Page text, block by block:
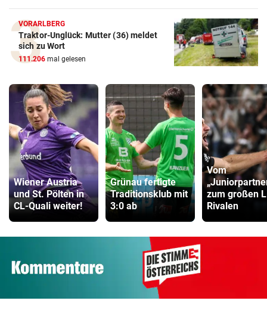
VORARLBERG
Traktor-Unglück: Mutter (36) meldet
sich zu Wort
111.206 mal gelesen
Wiener Austria
und St. Pölten in
CL-Quali weiter!
Grünau fertigte
Traditionsklub mit
3:0 ab
Vom
zum großen
Rivalen